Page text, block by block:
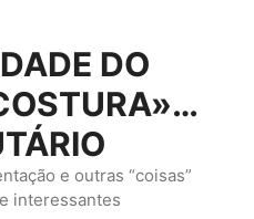
DO
e outras “coisas”
interessantes